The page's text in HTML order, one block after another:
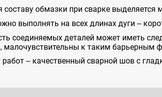
составу обмазки при сварке
выполнять на всех длинах дуги –
соединяемых деталей может иметь
малочувствительны к таким барьерным
работ – качественный сварной шов с